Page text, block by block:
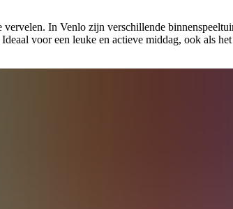
In Venlo zijn verschillende
voor een leuke en actieve middag, ook als